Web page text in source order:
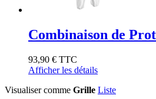
Combinaison de
93,90 € TTC
Afficher les détails
Visualiser comme Grille Liste